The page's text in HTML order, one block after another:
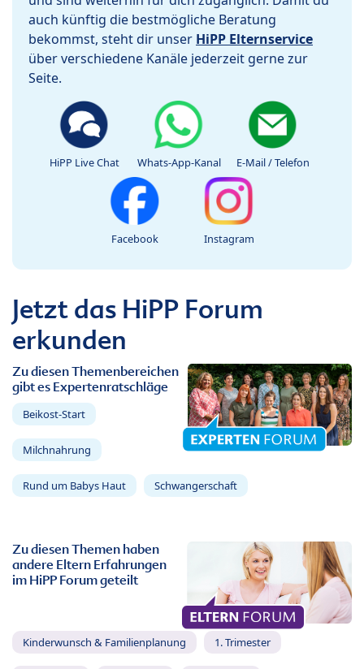
auch künftig die bestmögliche Beratung
bekommst, steht dir unser HiPP Elternservice
über verschiedene Kanäle jederzeit gerne zur
Seite.
HiPP Live Chat Whats-App-Kanal E-Mail / Telefon
Facebook Instagram
Jetzt das HiPP Forum
erkunden
Zu diesen Themenbereichen
gibt es Expertenratschläge
Beikost-Start
Milchnahrung
Rund um Babys Haut Schwangerschaft
Zu diesen Themen haben
andere Eltern Erfahrungen
im HiPP Forum geteilt
Kinderwunsch & Familienplanung 1. Trimester